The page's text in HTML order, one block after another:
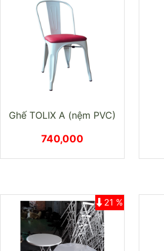
Ghế TOLIX A (nệm PVC)
740,000
21 %